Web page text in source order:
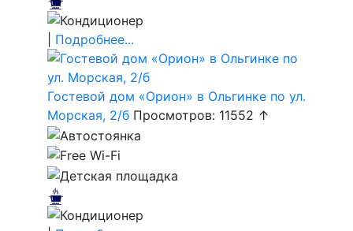
Подробнее...
Гостевой дом «Орион» в Ольгинке по ул.
Морская, 2/б Просмотров: 11552 ↑